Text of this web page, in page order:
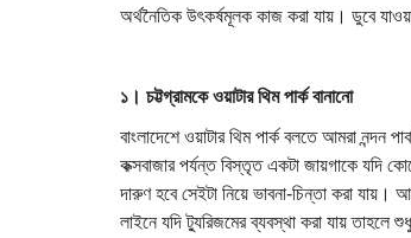
অর্থনৈতিক উৎকর্ষমূলক কাজ করা যায়। ডুবে
১। চট্টগ্রামকে ওয়াটার থিম পার্ক বানানো
বাংলাদেশে ওয়াটার থিম পার্ক বলতে আমরা নন্দন
কক্সবাজার পর্যন্ত বিস্তৃত একটা জায়গাকে যদি
দারুণ হবে সেইটা নিয়ে ভাবনা-চিন্তা করা
লাইনে যদি ট্যুরিজমের ব্যবস্থা করা যায় তাহলে